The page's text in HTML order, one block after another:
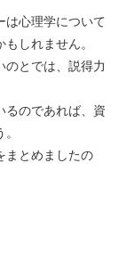
は心理学について
しれません。
のとでは、説得力
るのであれば、資
まとめましたの